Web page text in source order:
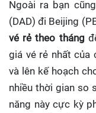
Ngoài ra bạn
(DAD) đi Beijing
vé rẻ theo tháng
giá vé rẻ nhất của
và lên kế hoạch
nhiều thời gian so
năng này cực kỳ